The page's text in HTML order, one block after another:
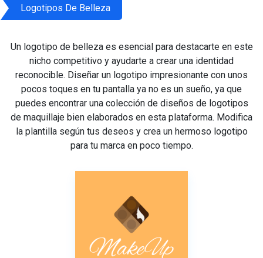
Logotipos De Belleza
Un logotipo de belleza es esencial para destacarte en este
nicho competitivo y ayudarte a crear una identidad
reconocible. Diseñar un logotipo impresionante con unos
pocos toques en tu pantalla ya no es un sueño, ya que
puedes encontrar una colección de diseños de logotipos
de maquillaje bien elaborados en esta plataforma. Modifica
la plantilla según tus deseos y crea un hermoso logotipo
para tu marca en poco tiempo.